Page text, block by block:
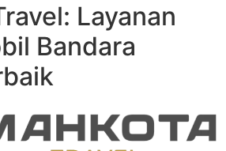
Layanan
Bandara